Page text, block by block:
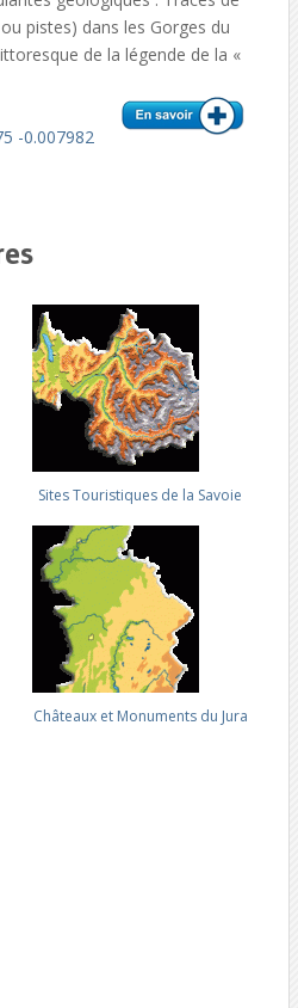
pistes) dans les Gorges du
de la légende de la «
-0.007982
Sites Touristiques de la Savoie
Châteaux et Monuments du Jura